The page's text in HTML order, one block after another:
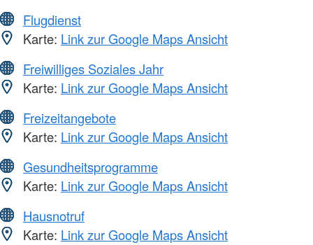
Flugdienst
Karte: Link zur Google Maps Ansicht
Freiwilliges Soziales Jahr
Karte: Link zur Google Maps Ansicht
Freizeitangebote
Karte: Link zur Google Maps Ansicht
Gesundheitsprogramme
Karte: Link zur Google Maps Ansicht
Hausnotruf
Karte: Link zur Google Maps Ansicht